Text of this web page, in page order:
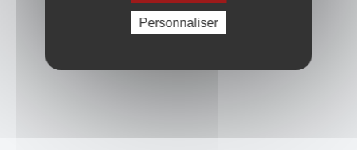
Personnaliser